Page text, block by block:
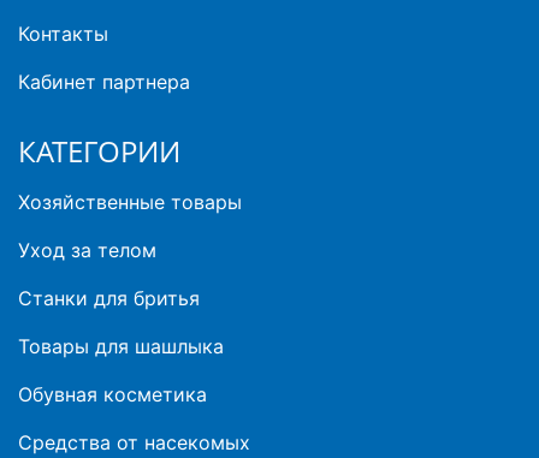
Контакты
Кабинет партнера
КАТЕГОРИИ
Хозяйственные товары
Уход за телом
Станки для бритья
Товары для шашлыка
Обувная косметика
Средства от насекомых